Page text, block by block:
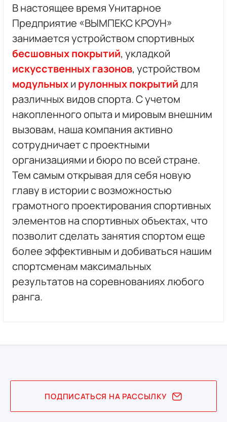
В настоящее время Унитарное
Предприятие «ВЫМПЕКС КРОУН»
занимается устройством спортивных
бесшовных покрытий, укладкой
искусственных газонов, устройством
модульныхи рулонных покрытийдля
различных видов спорта. С учетом
накопленного опыта и мировым внешним
вызовам, наша компания активно
сотрудничает с проектными
организациями и бюро по всей стране.
Тем самым открывая для себя новую
главу в истории с возможностью
грамотного проектирования спортивных
элементов на спортивных объектах, что
позволит сделать занятия спортом еще
более эффективным и добиваться нашим
спортсменам максимальных
результатов на соревнованиях любого
ранга.
ПОДПИСАТЬСЯ НА РАССЫЛКУ